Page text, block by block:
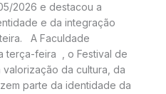
2026 e destacou a
e da integração
A Faculdade
terça-feira , o Festival de
da cultura, da
parte da identidade da